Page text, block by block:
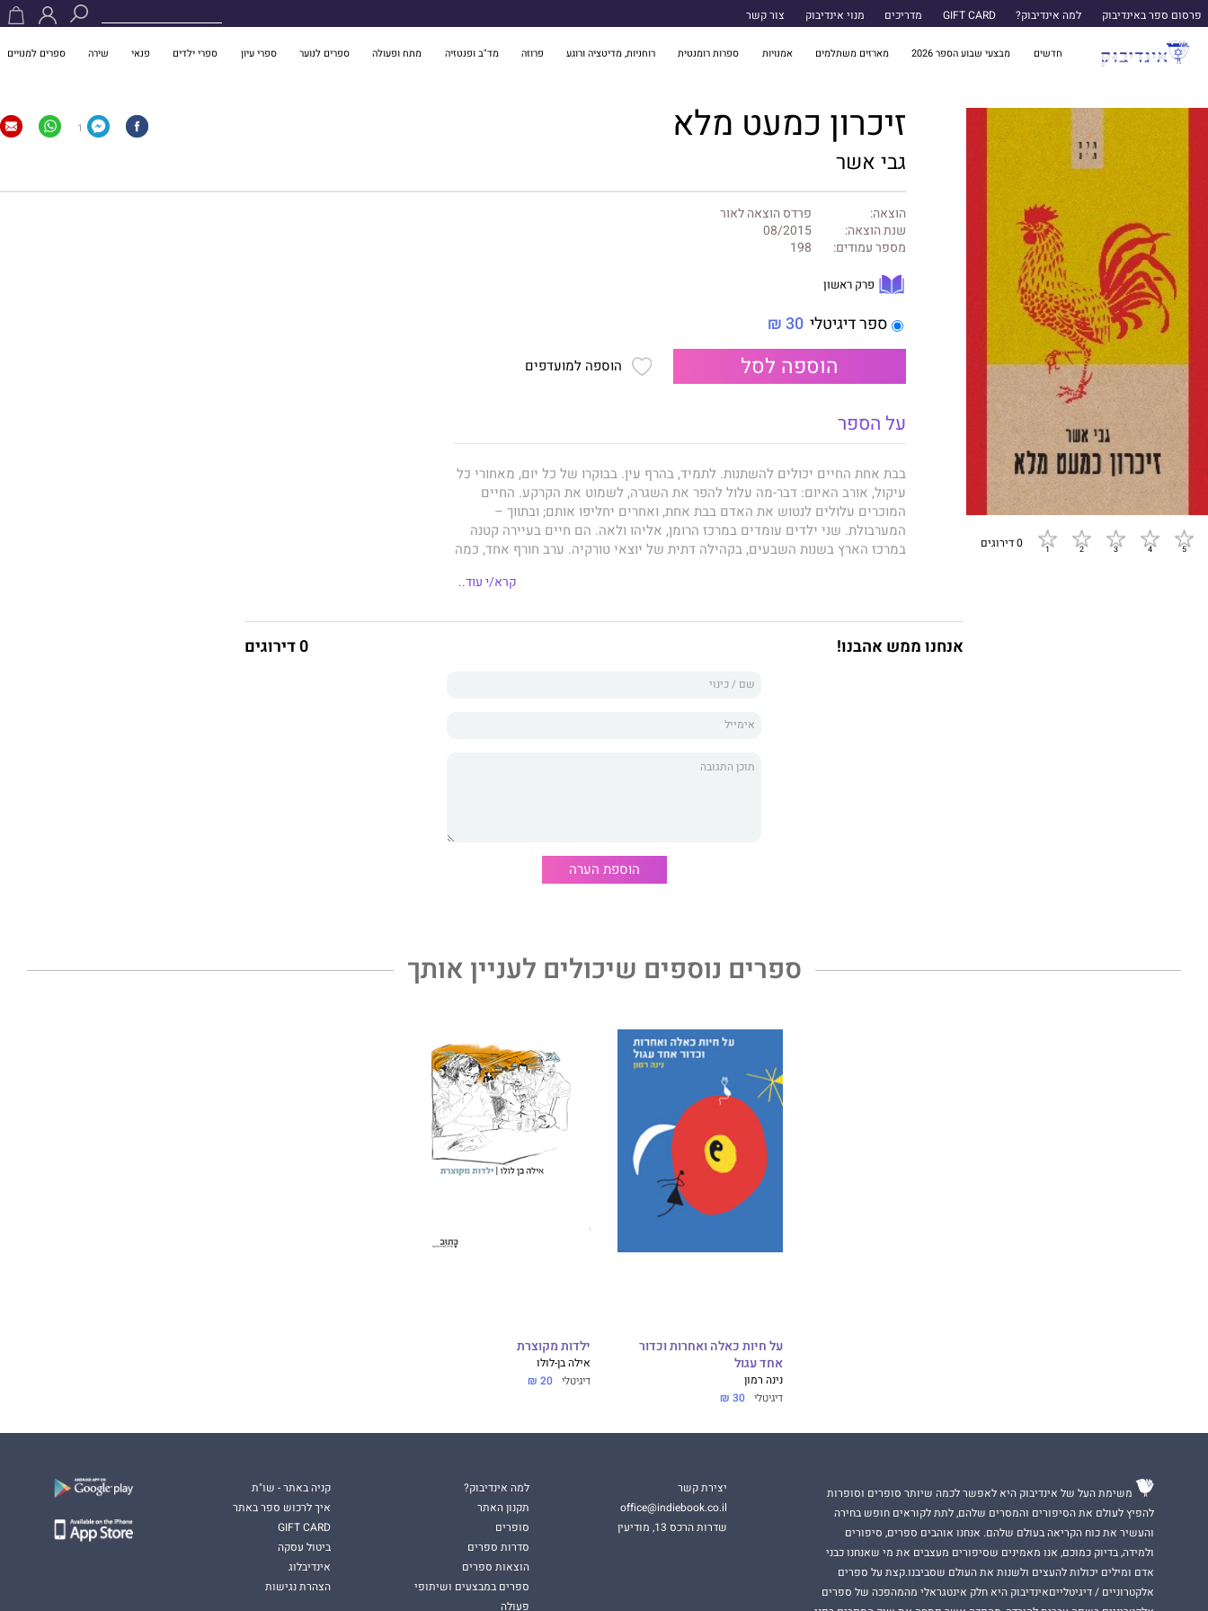
פרסום ספר באינדיבוק למה אינדיבוק? GIFT CARD מדריכים מנוי אינדיבוק צור קשר
חדשים מבצעי שבוע הספר 2026 מארזים משתלמים אמנויות ספרות רומנטית רוחניות, מדיטציה ורוגע פרוזה מד"ב ופנטזיה מתח ופעולה ספרים לנוער ספרי עיון ספרי ילדים פנאי שירה ספרים למנויים
0 דירוגים
זיכרון כמעט מלא 1
גבי אשר
הוצאה:
פרדס הוצאה לאור
שנת הוצאה:
08/2015
מספר עמודים:
198
פרק ראשון
ספר דיגיטלי 30 ₪
הוספה לסל הוספה למועדפים
על הספר
בבת אחת החיים יכולים להשתנות. לתמיד, בהרף עין. בבוקרו של כל יום, מאחורי כל
עיקול, אורב האיום: דבר-מה עלול להפר את השגרה, לשמוט את הקרקע. החיים
המוכרים עלולים לנטוש את האדם בבת אחת, ואחרים יחליפו אותם; ובתווך –
המערבולת. שני ילדים עומדים במרכז הרומן, אליהו ולאה. הם חיים בעיירה קטנה
במרכז הארץ בשנות השבעים, בקהילה דתית של יוצאי טורקיה. ערב חורף אחד, כמה
הבית, המשפחה, תחושת השייכות – כל אלו אובדים להם ברגע. שני הילדים נותרים
החיים, שממשיך לנוע בדרכיו הנסתרות. ספר הביכורים המרשים של גבי אשר
מצטיין בבשלות נדירה. סיפורם של אליהו ולאה משורטט בעדינות רבת רגש,
הרגשית והפיסית שהשתנתה ללא הכר, וכתיבתו מגיעה עד לנימים הנסתרים ביותר
קרא/י עוד..
אנחנו ממש אהבנו! 0 דירוגים
הוספת הערה
ספרים נוספים שיכולים לעניין אותך
על חיות כאלה ואחרות וכדור
אחד עגול
נינה רמון
דיגיטלי 30 ₪
ילדות מקוצרת
אילה בן-לולו
דיגיטלי 20 ₪
משימת העל של אינדיבוק היא לאפשר לכמה שיותר סופרים וסופרות
להפיץ לעולם את הסיפורים והמסרים שלהם, לתת לקוראים חופש בחירה
והעשיר את כוח הקריאה בעולם שלהם. אנחנו אוהבים ספרים, סיפורים
ולמידה, בדיוק כמוכם, אנו מאמינים שסיפורים מעצבים את מי שאנחנו כבני
אדם ומילים יכולות להעצים ולשנות את העולם שסביבנו.קצת על ספרים
אלקטרוניים / דיגיטלייםאינדיבוק היא חלק אינטגראלי מהמהפכה של ספרים
יצירת קשר
office@indiebook.co.il
שדרות הרכס 13, מודיעין
למה אינדיבוק?
תקנון האתר
סופרים
סדרות ספרים
הוצאות ספרים
ספרים במבצעים ושיתופי
פעולה
קניה באתר - שו"ת
איך לרכוש ספר באתר
GIFT CARD
ביטול עסקה
אינדיבלוג
הצהרת נגישות